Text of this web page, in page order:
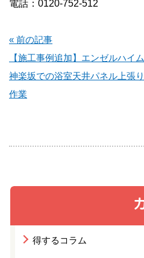
得するコラム
電話：0120-752-512
« 前の記事
【施工事例追加】エンゼルハイム
神楽坂での浴室天井パネル上張り
作業